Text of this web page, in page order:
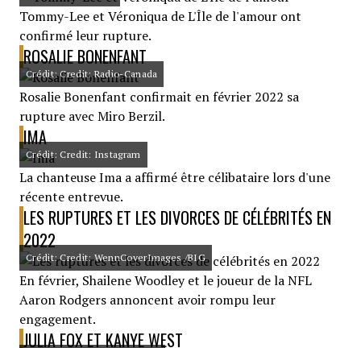
Tommy-Lee et Véroniqua de L'Île de l'amour ont
confirmé leur rupture.
ROSALIE BONENFANT
Crédit: Credit: Radio-Canada
Rosalie Bonenfant confirmait en février 2022 sa
rupture avec Miro Berzil.
IMA
Crédit: Credit: Instagram
La chanteuse Ima a affirmé être célibataire lors d'une
récente entrevue.
LES RUPTURES ET LES DIVORCES DE CÉLÉBRITÉS EN
2022
Crédit: Credit: WennCoverImages /BIG
En février, Shailene Woodley et le joueur de la NFL
Aaron Rodgers annoncent avoir rompu leur
engagement.
JULIA FOX ET KANYE WEST